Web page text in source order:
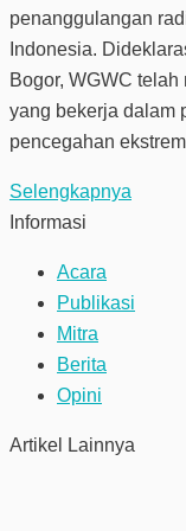
penanggulangan
Indonesia.
Bogor, WGWC
yang bekerja dalam
pencegahan
Selengkapnya
Informasi
Acara
Publikasi
Mitra
Berita
Opini
Artikel Lainnya